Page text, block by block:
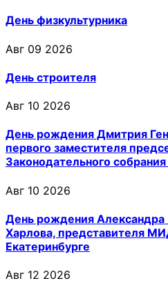
День физкультурника
Авг 09 2026
День строителя
Авг 10 2026
День рождения Дмитрия
первого заместителя
Законодательного
Авг 10 2026
День рождения
Харлова, представителя
Екатеринбурге
Авг 12 2026